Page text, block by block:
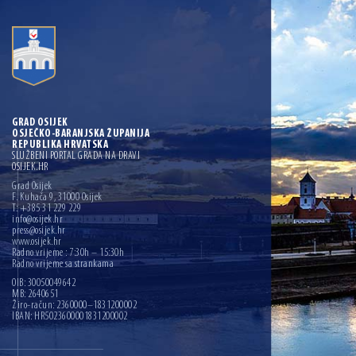
GRAD OSIJEK
OSJEČKO-BARANJSKA ŽUPANIJA
REPUBLIKA HRVATSKA
SLUŽBENI PORTAL GRADA NA DRAVI
OSIJEK.HR
Grad Osijek
F. Kuhača 9, 31000 Osijek
T: +385 31 229 229
info@osijek.hr
press@osijek.hr
www.osijek.hr
Radno vrijeme : 7:30h – 15:30h
Radno vrijeme sa strankama
OIB: 30050049642
MB: 2640651
Žiro-račun: 2360000–1831200002
IBAN: HR5023600001831200002